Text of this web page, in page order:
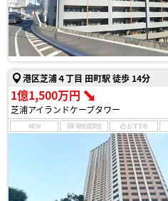
港区芝浦４丁目 田町駅 徒歩 14分
1億1,500万円
芝浦アイランドケープタワー
NEW 現地見学会 おすすめ